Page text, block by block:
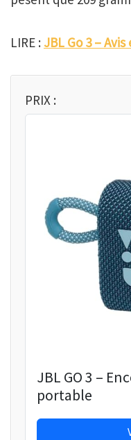
LIRE :JBL Go 3 –
PRIX :
JBL GO 3 –
portable